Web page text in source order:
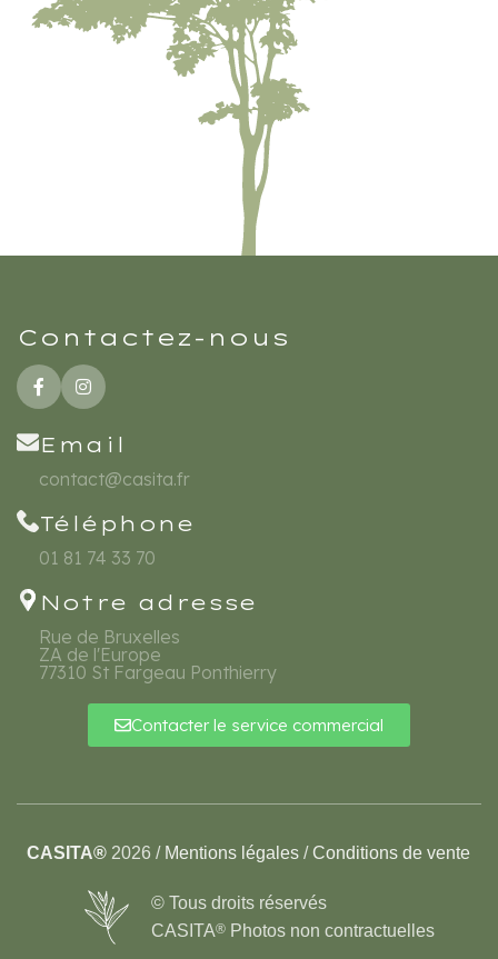
Contactez-nous
Email
contact@casita.fr
Téléphone
01 81 74 33 70
Notre adresse
Rue de Bruxelles
ZA de l'Europe
77310 St Fargeau Ponthierry
Contacter le service commercial
CASITA® 2026 / Mentions légales /Conditions de vente
© Tous droits réservés
CASITA® Photos non contractuelles